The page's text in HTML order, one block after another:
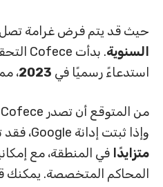
حيث قد يتم فرض غرامة تصل
السنوية. بدأت Cofece التحقيق في
استدعاءً رسميًا في 2023،
من المتوقع أن تصدر Cofece قرارها بحلول
وإذا ثبتت إدانة Google، فقد تواجه
متزايدًا في المنطقة، مع
المحاكم المتخصصة. يمكنك